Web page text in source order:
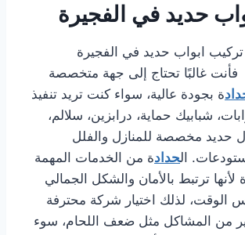
حديد في الفجيرة
ابواب حديد في الفجيرة
0561986146 فأنت غالبًا تحتاج إلى جهة متخصصة
ة بجودة عالية، سواء كنت تريد تنفيذ
شبابيك حماية، درابزين، سلالم،
حديد مخصصة للمنازل والفلل
الحدادة من الخدمات المهمة
ترتبط بالأمان والشكل الجمالي
الوقت، لذلك اختيار شركة محترفة
من المشاكل مثل ضعف اللحام، سوء